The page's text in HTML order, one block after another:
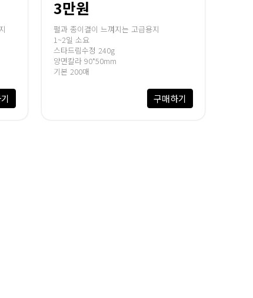
3만원
펄과 종이결이 느껴지는 고급용지
1~2일 소요
스타드림수정 240g
양면칼라 90*50mm
기본 200매
구매하기